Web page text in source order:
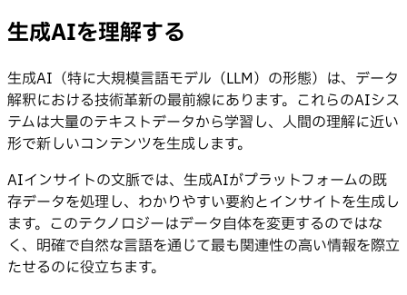
生成AIを理解する
生成AI（特に大規模言語モデル（LLM）の形態）は、データ
解釈における技術革新の最前線にあります。これらのAIシス
テムは大量のテキストデータから学習し、人間の理解に近い
形で新しいコンテンツを生成します。
AIインサイトの文脈では、生成AIがプラットフォームの既
存データを処理し、わかりやすい要約とインサイトを生成し
ます。このテクノロジーはデータ自体を変更するのではな
く、明確で自然な言語を通じて最も関連性の高い情報を際立
たせるのに役立ちます。